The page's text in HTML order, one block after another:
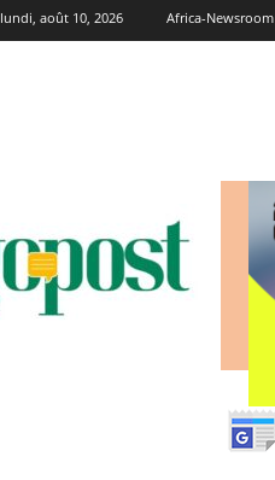
lundi, août 10, 2026 Africa-Newsroom